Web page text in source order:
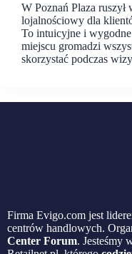
W Poznań Plaza
lojalnościowy dla
To intuicyjne i
miejscu gromadzi
skorzystać podczas
Firma Evigo.com jest
centrów handlowych.
Center Forum. Jesteśmy